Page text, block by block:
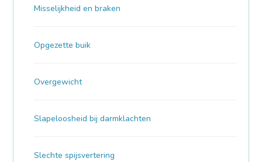
Misselijkheid en braken
Opgezette buik
Overgewicht
Slapeloosheid bij darmklachten
Slechte spijsvertering